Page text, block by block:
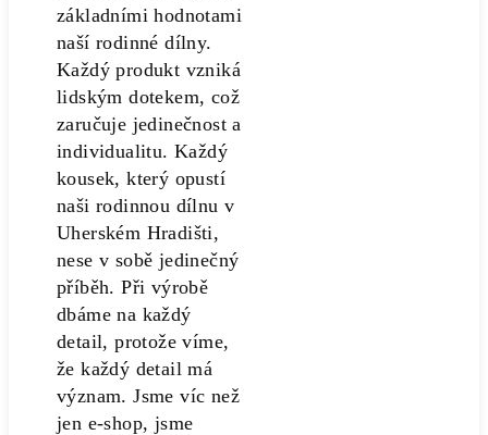
základními hodnotami
naší rodinné dílny.
Každý produkt vzniká
lidským dotekem, což
zaručuje jedinečnost a
individualitu. Každý
kousek, který opustí
naši rodinnou dílnu v
Uherském Hradišti,
nese v sobě jedinečný
příběh. Při výrobě
dbáme na každý
detail, protože víme,
že každý detail má
význam. Jsme víc než
jen e-shop, jsme